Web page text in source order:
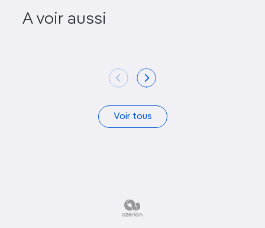
A voir aussi
gràcia
Voir tous